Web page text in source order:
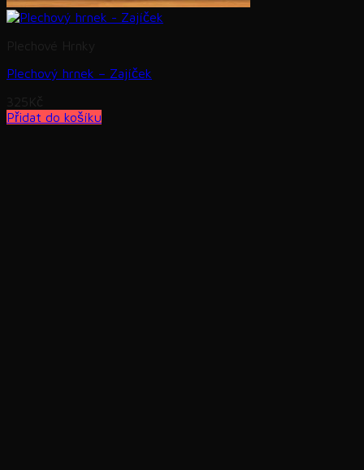
Plechové Hrnky
Plechový hrnek – Zajíček
Kč
Přidat do košíku